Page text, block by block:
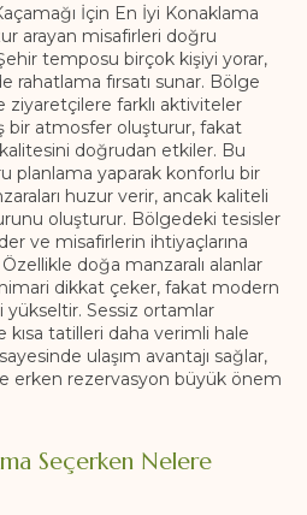
İçin En İyi Konaklama
arayan misafirleri doğru
temposu birçok kişiyi yorar,
rahatlama fırsatı sunar. Bölge
ziyaretçilere farklı aktiviteler
bir atmosfer oluşturur, fakat
doğrudan etkiler. Bu
planlama yaparak konforlu bir
huzur verir, ancak kaliteli
oluşturur. Bölgedeki tesisler
ve misafirlerin ihtiyaçlarına
doğa manzaralı alanlar
dikkat çeker, fakat modern
Sessiz ortamlar
kısa tatilleri daha verimli hale
ulaşım avantajı sağlar,
erken rezervasyon büyük önem
Seçerken Nelere